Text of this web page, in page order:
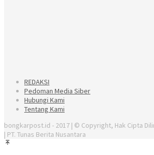
REDAKSI
Pedoman Media Siber
Hubungi Kami
Tentang Kami
bongkarpost.id - 2017 | © Copyright, Hak Cipta
| PT. Tunas Berita Nusantara